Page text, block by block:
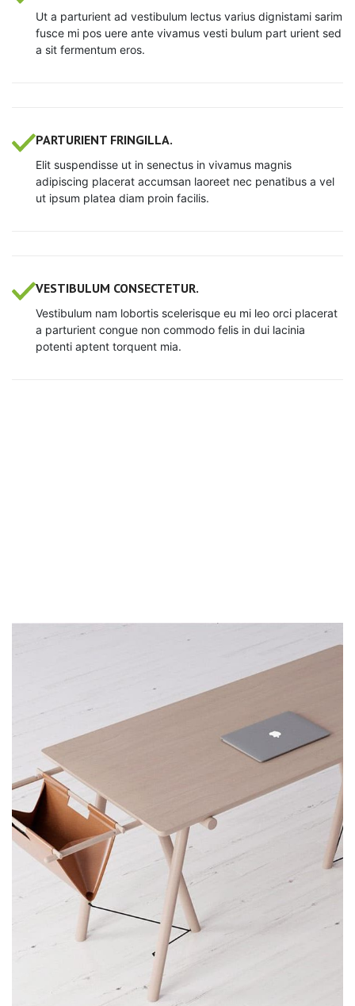
Ut a parturient ad vestibulum lectus varius dignistami sarim
fusce mi pos uere ante vivamus vesti bulum part urient sed
a sit fermentum eros.
PARTURIENT FRINGILLA.
Elit suspendisse ut in senectus in vivamus magnis
adipiscing placerat accumsan laoreet nec penatibus a vel
ut ipsum platea diam proin facilis.
VESTIBULUM CONSECTETUR.
Vestibulum nam lobortis scelerisque eu mi leo orci placerat
a parturient congue non commodo felis in dui lacinia
potenti aptent torquent mia.